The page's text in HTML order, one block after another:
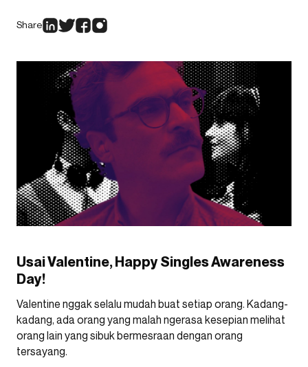
Share
Usai Valentine, Happy Singles Awareness
Day!
Valentine nggak selalu mudah buat setiap orang. Kadang-
kadang, ada orang yang malah ngerasa kesepian melihat
orang lain yang sibuk bermesraan dengan orang
tersayang.